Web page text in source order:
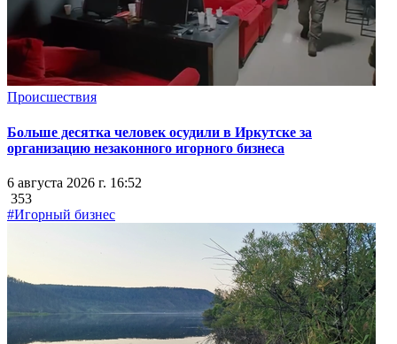
Происшествия
Больше десятка человек осудили в Иркутске за
организацию незаконного игорного бизнеса
6 августа 2026 г. 16:52
353
#Игорный бизнес